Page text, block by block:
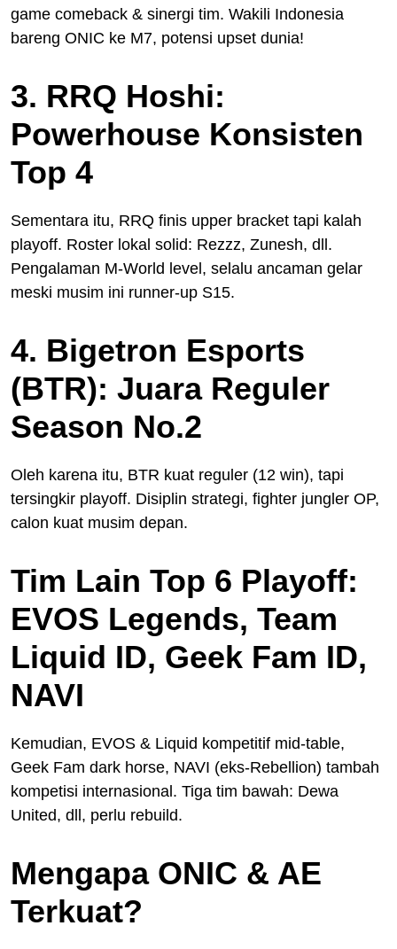
game comeback & sinergi tim. Wakili Indonesia
bareng ONIC ke M7, potensi upset dunia!
3. RRQ Hoshi:
Powerhouse Konsisten
Top 4
Sementara itu, RRQ finis upper bracket tapi kalah
playoff. Roster lokal solid: Rezzz, Zunesh, dll.
Pengalaman M-World level, selalu ancaman gelar
meski musim ini runner-up S15.
4. Bigetron Esports
(BTR): Juara Reguler
Season No.2
Oleh karena itu, BTR kuat reguler (12 win), tapi
tersingkir playoff. Disiplin strategi, fighter jungler OP,
calon kuat musim depan.
Tim Lain Top 6 Playoff:
EVOS Legends, Team
Liquid ID, Geek Fam ID,
NAVI
Kemudian, EVOS & Liquid kompetitif mid-table,
Geek Fam dark horse, NAVI (eks-Rebellion) tambah
kompetisi internasional. Tiga tim bawah: Dewa
United, dll, perlu rebuild.
Mengapa ONIC & AE
Terkuat?